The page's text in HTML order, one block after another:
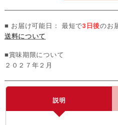
■ お届け可能日： 最短で3日後のお
送料について
■賞味期限について
２０２７年２月
説明